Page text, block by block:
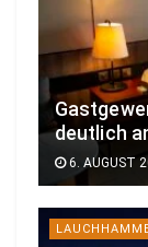
deutlich
6. AUGUST